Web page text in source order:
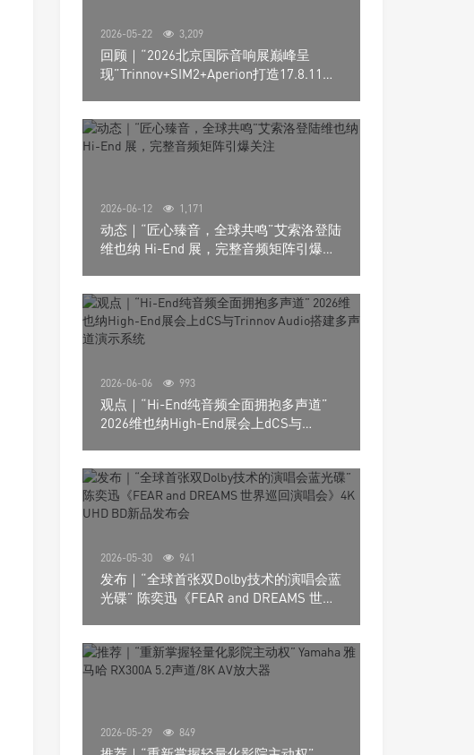
2026-05-22 3,209
回顾｜“2026北京国际音响展巅峰呈
现”Trinnov+SIM2+Aperion打造17.8.11声
2026-06-12 1,171
动态｜“匠心臻音，全球共鸣”艾索洛登陆
维也纳 Hi-End 展，完整音频矩阵引爆关
2026-06-06 993
观点｜“Hi-End纯音频全面拥抱多声道”
2026维也纳High-End展会上dCS与
2026-05-30 941
发布｜“全球首张双Dolby技术的演唱会蓝
光碟” 陈奕迅《FEAR and DREAMS 世界
2026-05-29 849